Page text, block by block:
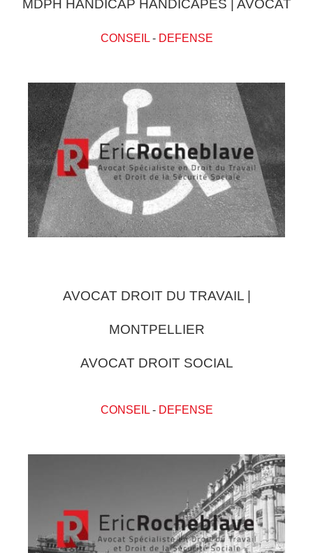
MDPH HANDICAP HANDICAPES | AVOCAT
CONSEIL- DEFENSE
AVOCAT DROIT DU TRAVAIL |
MONTPELLIER
AVOCAT DROIT SOCIAL
CONSEIL- DEFENSE